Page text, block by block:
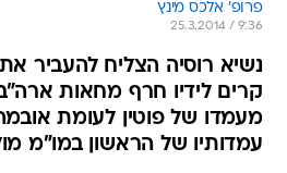
פרופ' אלכס מינץ
25.3.2014 / 9:36
נשיא רוסיה הצליח להעביר
קרים לידיו חרף מחאות
מעמדו של פוטין לעומת
עמדותיו של הראשון במו"מ